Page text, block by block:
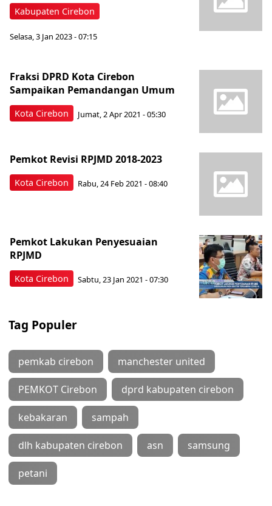
Kabupaten Cirebon
Selasa, 3 Jan 2023 - 07:15
Kota Cirebon
Fraksi DPRD Kota Cirebon
Sampaikan Pemandangan Umum
Jumat, 2 Apr 2021 - 05:30
Kota Cirebon
Pemkot Revisi RPJMD 2018-2023
Rabu, 24 Feb 2021 - 08:40
Kota Cirebon
Pemkot Lakukan Penyesuaian
RPJMD
Sabtu, 23 Jan 2021 - 07:30
Tag Populer
pemkab cirebon manchester united
PEMKOT Cirebon dprd kabupaten cirebon
kebakaran sampah
dlh kabupaten cirebon asn samsung
petani